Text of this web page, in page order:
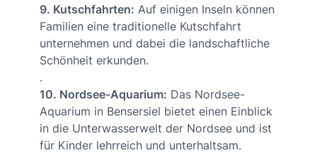
9. Kutschfahrten: Auf einigen Inseln können
Familien eine traditionelle Kutschfahrt
unternehmen und dabei die landschaftliche
Schönheit erkunden.
.
10. Nordsee-Aquarium: Das Nordsee-
Aquarium in Bensersiel bietet einen Einblick
in die Unterwasserwelt der Nordsee und ist
für Kinder lehrreich und unterhaltsam.